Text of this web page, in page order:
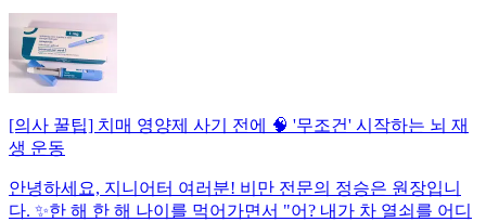
[의사 꿀팁] 치매 영양제 사기 전에 🧠 '무조건' 시작하는 뇌 재
생 운동
안녕하세요, 지니어터 여러분! 비만 전문의 정승은 원장입니
다. ✨한 해 한 해 나이를 먹어가면서 "어? 내가 차 열쇠를 어디